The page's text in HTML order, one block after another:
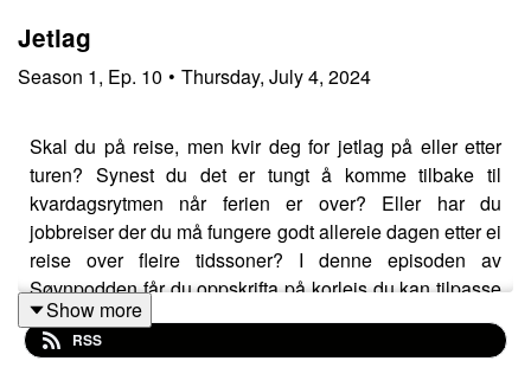
Jetlag
Season 1, Ep. 10 • Thursday, July 4, 2024
Skal du på reise, men kvir deg for jetlag på eller etter
turen? Synest du det er tungt å komme tilbake til
kvardagsrytmen når ferien er over? Eller har du
jobbreiser der du må fungere godt allereie dagen etter ei
reise over fleire tidssoner? I denne episoden av
Søvnpodden får du oppskrifta på korleis du kan tilpasse
deg ei ny tidssone best og raskast mogleg, anten du
skal reise vestover til USA eller austover til Asia. Gjest i
Show more
RSS